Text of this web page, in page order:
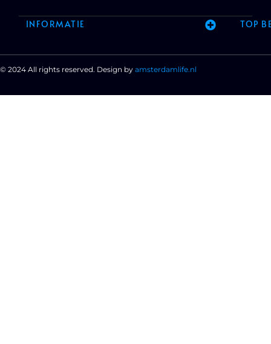
INFORMATIE TOP
© 2024 All rights reserved. Design by amsterdamlife.nl